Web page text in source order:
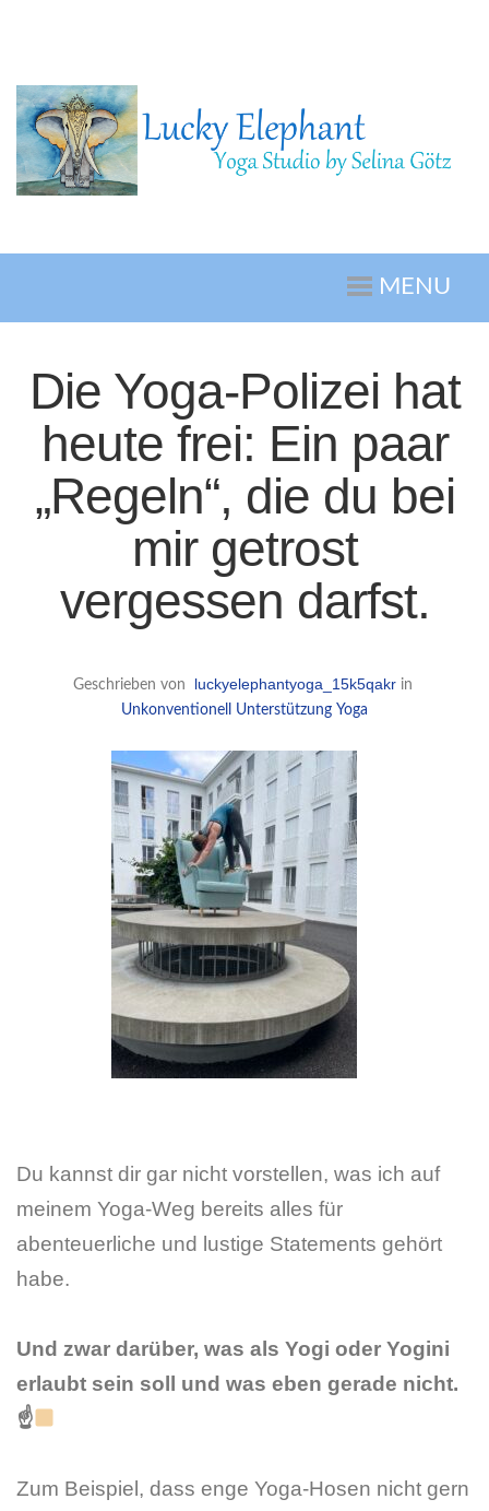
MENU
Die Yoga-Polizei hat
heute frei: Ein paar
„Regeln“, die du bei
mir getrost
vergessen darfst.
Geschrieben von luckyelephantyoga_15k5qakrin
Unkonventionell
Unterstützung Yoga
Du kannst dir gar nicht vorstellen, was ich auf
meinem Yoga-Weg bereits alles für
abenteuerliche und lustige Statements gehört
habe.
Und zwar darüber, was als Yogi oder Yogini
erlaubt sein soll und was eben gerade nicht.
☝
Zum Beispiel, dass enge Yoga-Hosen nicht gern